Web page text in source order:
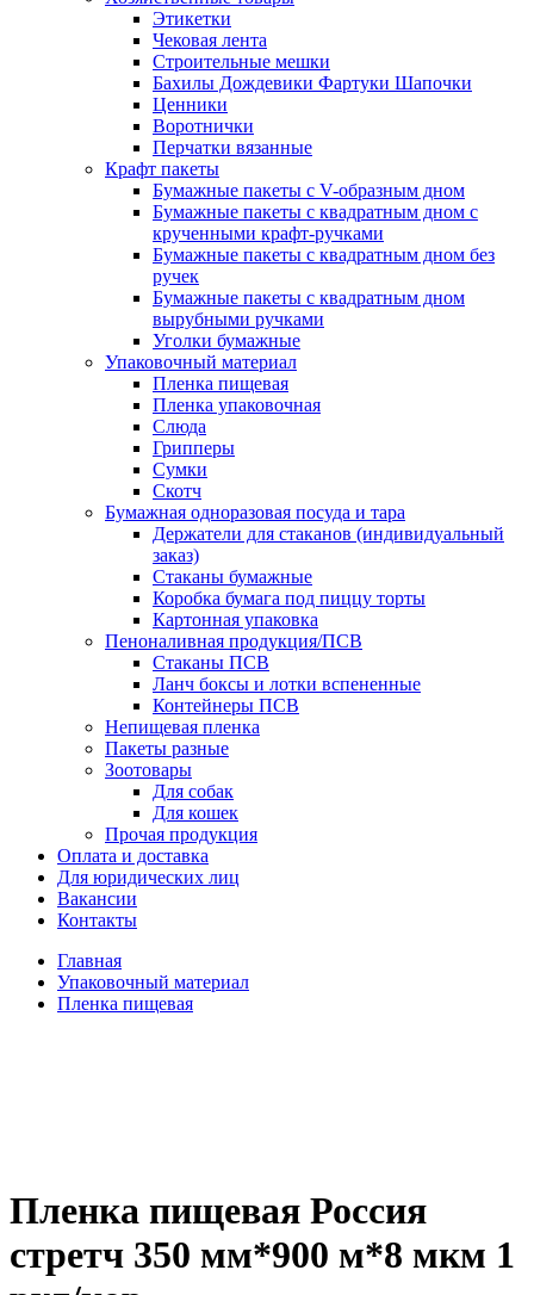
Этикетки
Чековая лента
Строительные мешки
Бахилы Дождевики Фартуки Шапочки
Ценники
Воротнички
Перчатки вязанные
Крафт пакеты
Бумажные пакеты с V-образным дном
Бумажные пакеты с квадратным дном с
крученными крафт-ручками
Бумажные пакеты с квадратным дном без
ручек
Бумажные пакеты с квадратным дном
вырубными ручками
Уголки бумажные
Упаковочный материал
Пленка пищевая
Пленка упаковочная
Слюда
Грипперы
Сумки
Скотч
Бумажная одноразовая посуда и тара
Держатели для стаканов (индивидуальный
заказ)
Стаканы бумажные
Коробка бумага под пиццу торты
Картонная упаковка
Пеноналивная продукция/ПСВ
Стаканы ПСВ
Ланч боксы и лотки вспененные
Контейнеры ПСВ
Непищевая пленка
Пакеты разные
Зоотовары
Для собак
Для кошек
Прочая продукция
Оплата и доставка
Для юридических лиц
Вакансии
Контакты
Главная
Упаковочный материал
Пленка пищевая
Пленка пищевая Россия
стретч 350 мм*900 м*8 мкм 1